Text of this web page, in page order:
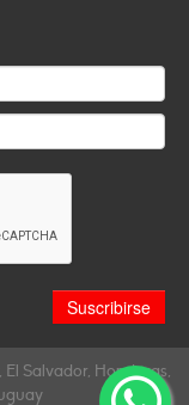
Salvador, Honduras,